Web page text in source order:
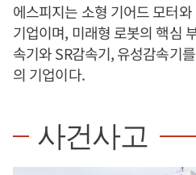
에스피지는 소형 기어드 모터
기업이며, 미래형 로봇의 핵심
속기와 SR감속기, 유성감속기
의 기업이다.
사건사고